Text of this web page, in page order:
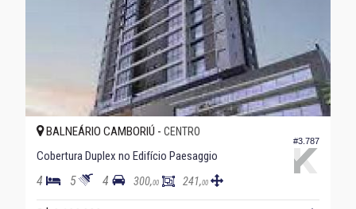
#3.787
BALNEÁRIO CAMBORIÚ - CENTRO
Cobertura Duplex no Edifício Paesaggio
4 5 4 300,00 241,00